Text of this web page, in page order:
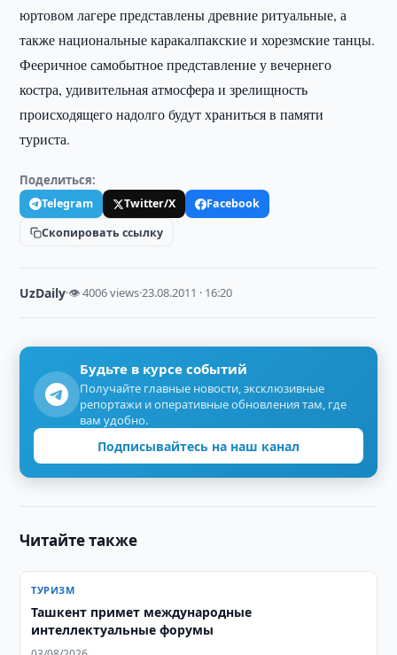
юртовом лагере представлены древние ритуальные, а
также национальные каракалпакские и хорезмские танцы.
Фееричное самобытное представление у вечернего
костра, удивительная атмосфера и зрелищность
происходящего надолго будут храниться в памяти
туриста.
Поделиться:
Telegram Twitter/X
Facebook
Скопировать ссылку
UzDaily·👁 4006 views·23.08.2011 · 16:20
Будьте в курсе событий
Получайте главные новости, эксклюзивные
репортажи и оперативные обновления там, где
вам удобно.
Подписывайтесь на наш канал
Читайте также
ТУРИЗМ
Ташкент примет международные
интеллектуальные форумы